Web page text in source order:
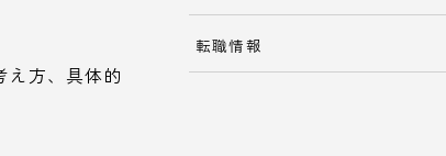
え方、具体的
転職情報